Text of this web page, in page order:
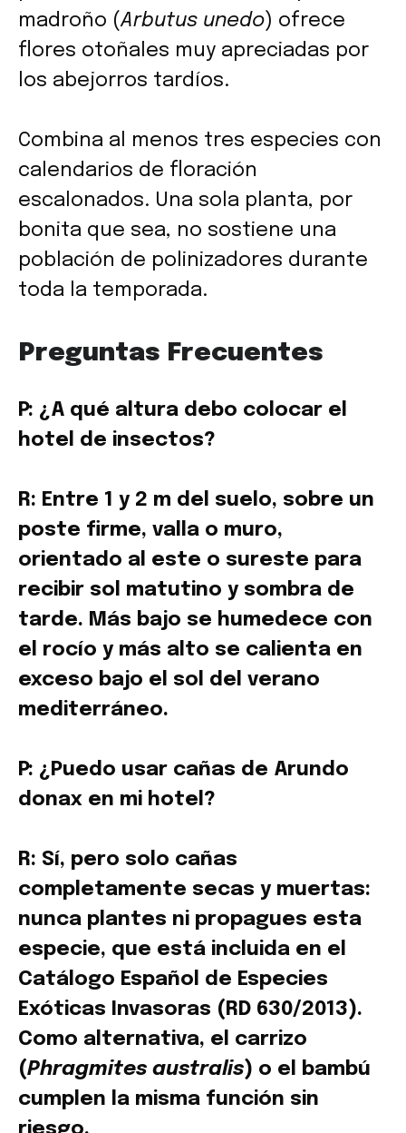
madroño (Arbutus unedo) ofrece
flores otoñales muy apreciadas por
los abejorros tardíos.
Combina al menos tres especies con
calendarios de floración
escalonados. Una sola planta, por
bonita que sea, no sostiene una
población de polinizadores durante
toda la temporada.
Preguntas Frecuentes
P: ¿A qué altura debo colocar el
hotel de insectos?
R: Entre 1 y 2 m del suelo, sobre un
poste firme, valla o muro,
orientado al este o sureste para
recibir sol matutino y sombra de
tarde. Más bajo se humedece con
el rocío y más alto se calienta en
exceso bajo el sol del verano
mediterráneo.
P: ¿Puedo usar cañas de Arundo
donax en mi hotel?
R: Sí, pero solo cañas
completamente secas y muertas:
nunca plantes ni propagues esta
especie, que está incluida en el
Catálogo Español de Especies
Exóticas Invasoras (RD 630/2013).
Como alternativa, el carrizo
(Phragmites australis) o el bambú
cumplen la misma función sin